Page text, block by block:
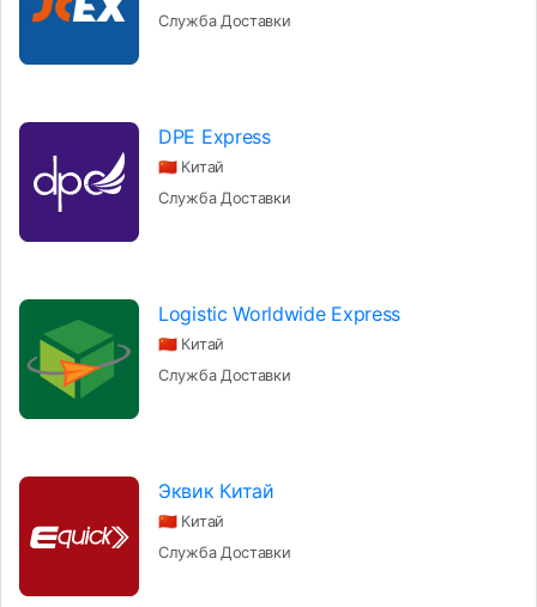
Служба Доставки
DPE Express
🇨🇳 Китай
Служба Доставки
Logistic Worldwide Express
🇨🇳 Китай
Служба Доставки
Эквик Китай
🇨🇳 Китай
Служба Доставки